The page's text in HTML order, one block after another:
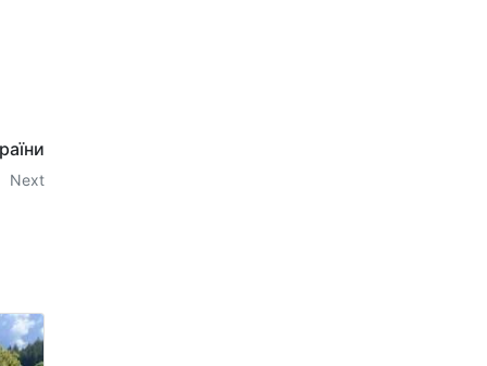
Next